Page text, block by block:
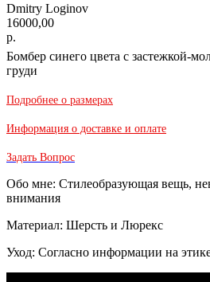
Dmitry Loginov
16000,00
р.
Бомбер синего цвета с застежкой-
груди
Подробнее о размерах
Информация о доставке и оплате
Задать Вопрос
Обо мне: Стилеобразующая вещь,
внимания
Материал: Шерсть и Люрекс
Уход: Согласно информации на